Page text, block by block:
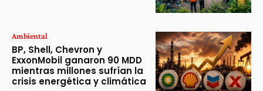
Ambiental
BP, Shell, Chevron y
ExxonMobil ganaron 90 MDD
mientras millones sufrían la
crisis energética y climática